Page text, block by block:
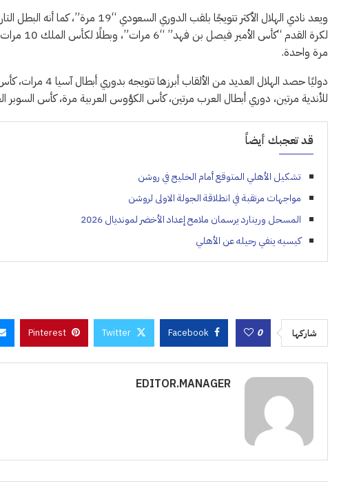
مرة واحدة.
دوليًا حصد الهلال
للأندية مرتين، دوري أبطال العرب مرتين، كأس الكؤوس العربية مرة، كأس
قد تعجبك أيضاً
تشكيل الأهلي المتوقع أمام الخليج في روشن
مواجهات مرتقبة في انطلاقة الجولة الاولى لروشن
المسحل ورينارد يرسمان ملامح إعداد الأخضر لمونديال 2026
كيسيه ينفي رحيله عن الأهلي
شاركها 0
Facebook
Twitter
Pinterest
EDITOR.MANAGER